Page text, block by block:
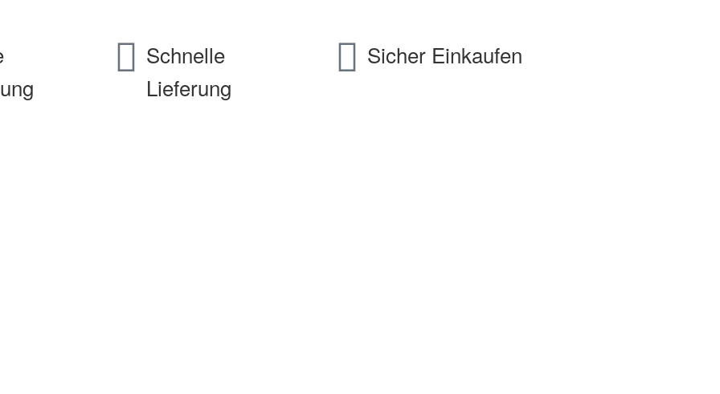
Schnelle
Lieferung
Sicher Einkaufen